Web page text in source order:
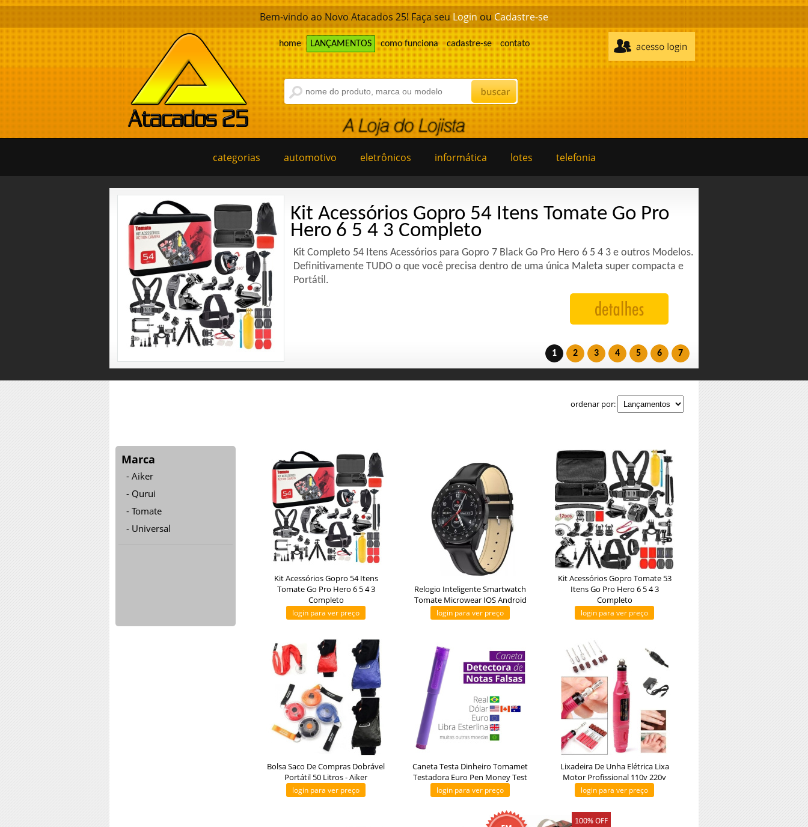
home LANÇAMENTOS como funciona cadastre-se contato
Bem-vindo ao Novo Atacados 25! Faça seuLoginouCadastre-se
categorias automotivo eletrônicos informática lotes telefonia
Kit Acessórios Gopro 54 Itens Tomate Go Pro
Hero 6 5 4 3 Completo
Kit Completo 54 Itens Acessórios para Gopro 7 Black Go Pro Hero 6 5 4 3 e outros Modelos.
Definitivamente TUDO o que você precisa dentro de uma única Maleta super compacta e
Portátil.
1 2 3 4 5 6 7
Marca
Aiker
Qurui
Tomate
Universal
Kit Acessórios Gopro 54 Itens
Tomate Go Pro Hero 6 5 4 3
Completo
login para ver preço
Relogio Inteligente Smartwatch
Tomate Microwear IOS Android
login para ver preço
Kit Acessórios Gopro Tomate 53
Itens Go Pro Hero 6 5 4 3
Completo
login para ver preço
Bolsa Saco De Compras Dobrável
Portátil 50 Litros - Aiker
login para ver preço
Caneta Testa Dinheiro Tomamet
Testadora Euro Pen Money Test
login para ver preço
Lixadeira De Unha Elétrica Lixa
Motor Profissional 110v 220v
login para ver preço
100% OFF